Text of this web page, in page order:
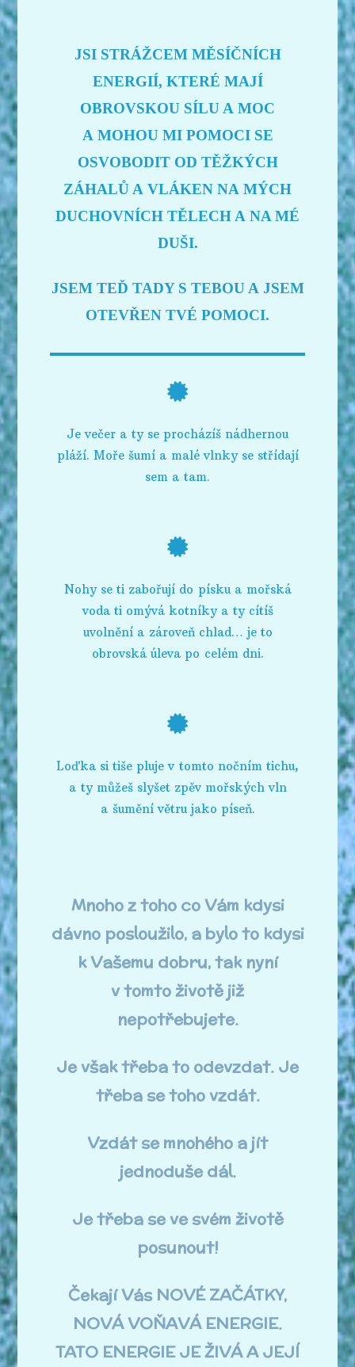
JSI STRÁŽCEM MĚSÍČNÍCH
ENERGIÍ, KTERÉ MAJÍ
OBROVSKOU SÍLU A MOC
A MOHOU MI POMOCI SE
OSVOBODIT OD TĚŽKÝCH
ZÁHALŮ A VLÁKEN NA MÝCH
DUCHOVNÍCH TĚLECH A NA MÉ
DUŠI.
JSEM TEĎ TADY S TEBOU A JSEM
OTEVŘEN TVÉ POMOCI.
Je večer a ty se procházíš nádhernou
pláží. Moře šumí a malé vlnky se střídají
sem a tam.
Nohy se ti zabořují do písku a mořská
voda ti omývá kotníky a ty cítíš
uvolnění a zároveň chlad… je to
obrovská úleva po celém dni.
Loďka si tiše pluje v tomto nočním tichu,
a ty můžeš slyšet zpěv mořských vln
a šumění větru jako píseň.
Mnoho z toho co Vám kdysi
dávno posloužilo, a bylo to kdysi
k Vašemu dobru, tak nyní
v tomto životě již
nepotřebujete.
Je však třeba to odevzdat. Je
třeba se toho vzdát.
Vzdát se mnohého a jít
jednoduše dál.
Je třeba se ve svém životě
posunout!
Čekají Vás NOVÉ ZAČÁTKY,
NOVÁ VOŇAVÁ ENERGIE.
TATO ENERGIE JE ŽIVÁ A JEJÍ